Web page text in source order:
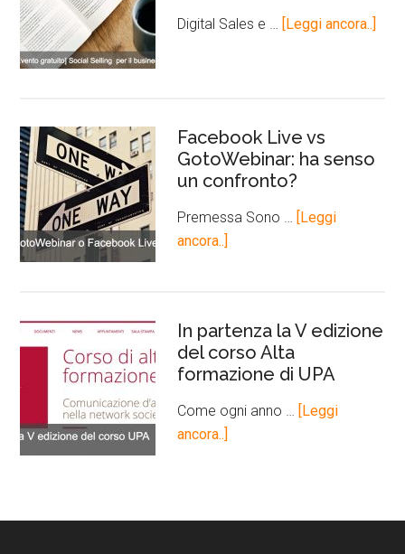
Digital Sales e … [Leggi ancora..]
Facebook Live vs
GotoWebinar: ha senso
un confronto?
Premessa Sono …
[Leggi
ancora..]
In partenza la V edizione
del corso Alta
formazione di UPA
Come ogni anno …
[Leggi
ancora..]